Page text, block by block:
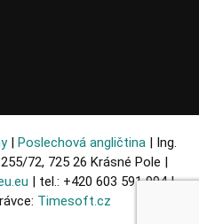
| Poslechová angličtina | Ing.
72, 725 26 Krásné Pole |
| tel.: +420 603 591 994 |
Timesoft.cz